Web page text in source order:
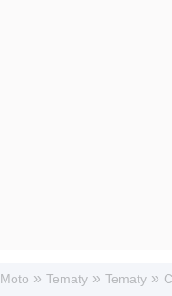
Moto » Tematy » Tematy »